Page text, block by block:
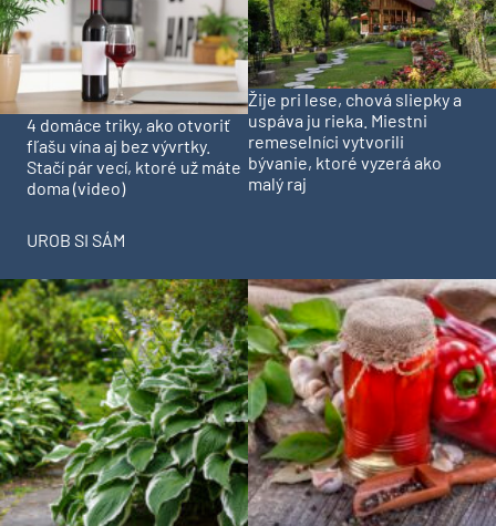
4 domáce triky, ako otvoriť
fľašu vína aj bez vývrtky.
Stačí pár vecí, ktoré už máte
doma (video)
Žije pri lese, chová sliepky a
uspáva ju rieka. Miestni
remeselníci vytvorili
bývanie, ktoré vyzerá ako
malý raj
UROB SI SÁM